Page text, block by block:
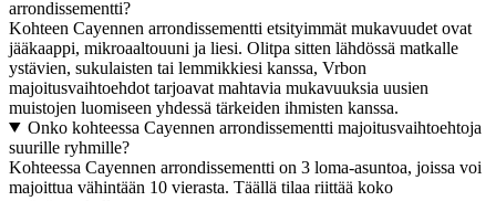
arrondissementti?
Kohteen Cayennen arrondissementti etsityimmät mukavuudet ovat
jääkaappi, mikroaaltouuni ja liesi. Olitpa sitten lähdössä matkalle
ystävien, sukulaisten tai lemmikkiesi kanssa, Vrbon
majoitusvaihtoehdot tarjoavat mahtavia mukavuuksia uusien
muistojen luomiseen yhdessä tärkeiden ihmisten kanssa.
Onko kohteessa Cayennen arrondissementti majoitusvaihtoehtoja
suurille ryhmille?
Kohteessa Cayennen arrondissementti on 3 loma-asuntoa, joissa voi
majoittua vähintään 10 vierasta. Täällä tilaa riittää koko